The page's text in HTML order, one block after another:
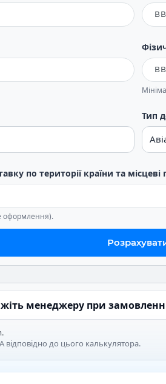
Тип
по території країни та
оформлення).
менеджеру при
до цього калькулятора.